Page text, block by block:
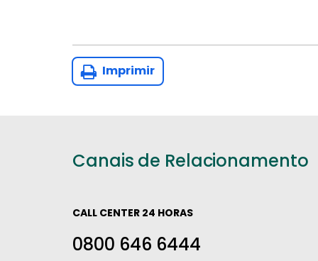
Imprimir
Canais de Relacionamento
CALL CENTER 24 HORAS
0800 646 6444